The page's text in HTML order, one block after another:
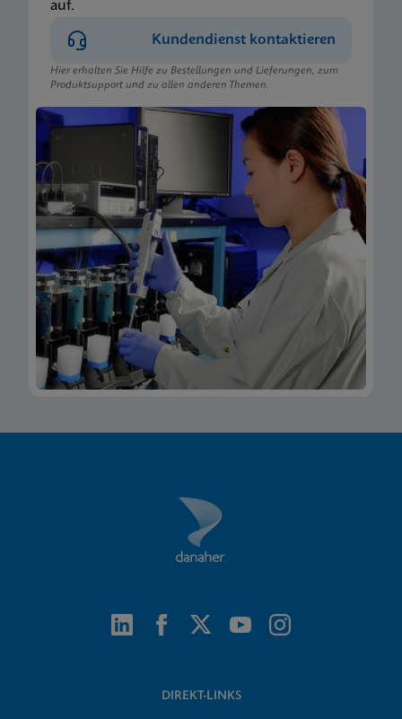
auf.
Kundendienst kontaktieren
Hier erhalten Sie Hilfe zu Bestellungen und Lieferungen, zum
Produktsupport und zu allen anderen Themen.
DIREKT-LINKS